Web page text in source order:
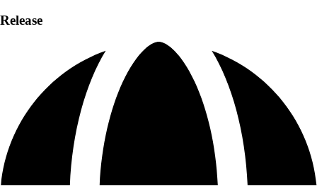
Release